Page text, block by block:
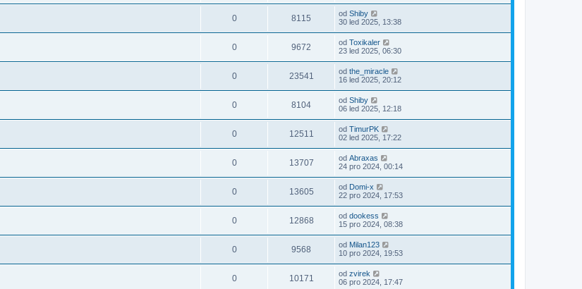
0 8115 od Shiby
30 led 2025, 13:38
0 9672 od Toxikaler
23 led 2025, 06:30
0 23541 od the_miracle
16 led 2025, 20:12
0 8104 od Shiby
06 led 2025, 12:18
0 12511 od TimurPK
02 led 2025, 17:22
0 13707 od Abraxas
24 pro 2024, 00:14
0 13605 od Domi-x
22 pro 2024, 17:53
0 12868 od dookess
15 pro 2024, 08:38
0 9568 od Milan123
10 pro 2024, 19:53
0 10171 od zvirek
06 pro 2024, 17:47